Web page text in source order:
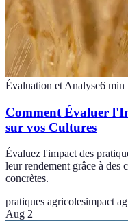
Évaluation et Analyse6 min
Comment Évaluer
sur vos Cultures
Évaluez l'impact des
leur rendement grâce à des
concrètes.
pratiques agricolesimpact
Aug 2